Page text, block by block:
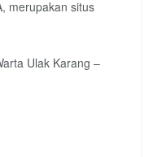
merupakan situs
Ulak Karang –